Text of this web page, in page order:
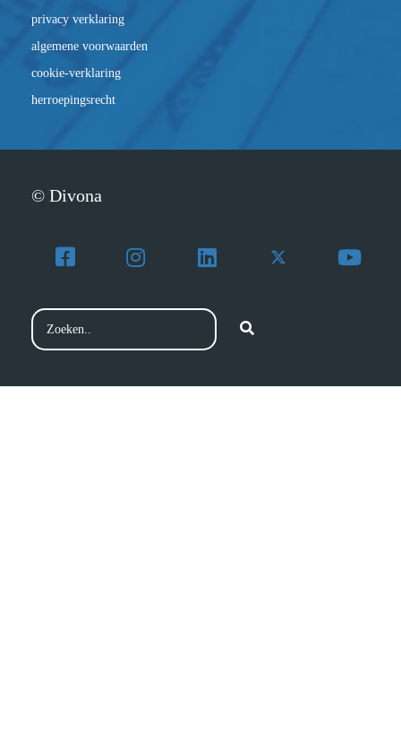
privacy verklaring
algemene voorwaarden
cookie-verklaring
herroepingsrecht
© Divona